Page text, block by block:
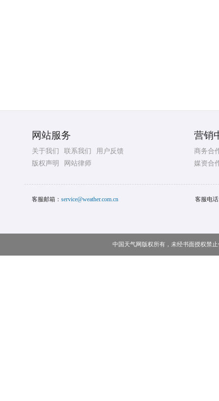
网站服务
关于我们 联系我们
用户反馈
版权声明
网站律师
营销
商务合
媒资合
客服邮箱： service@weather.com.cn 客服电
中国天气网版权所有，未经书面授权